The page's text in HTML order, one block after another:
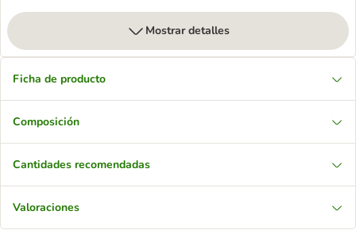
Mostrar detalles
Ficha de producto
Composición
Cantidades recomendadas
Valoraciones